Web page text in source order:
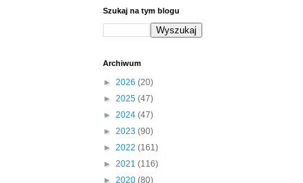
Szukaj na tym blogu
Archiwum
► 2026 (20)
► 2025 (47)
► 2024 (47)
► 2023 (90)
► 2022 (161)
► 2021 (116)
► 2020 (80)